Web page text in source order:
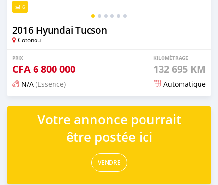
6
2016 Hyundai Tucson
Cotonou
PRIX
CFA6 800 000
KILOMÉTRAGE
132 695 KM
N/A (Essence) Automatique
Publié il y a 6 mois
Votre annonce pourrait
être postée ici
VENDRE